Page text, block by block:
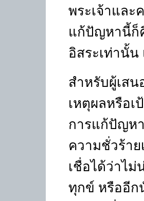
พระเจ้าแล
แก้ปัญหานี้ก็
อิสระเท่านั้
สำหรับผู้เส
เหตุผลหรือ
การแก้ปัญห
ความชั่วร้า
เชื่อได้ว่าไม่
ทุกข์ หรืออีก